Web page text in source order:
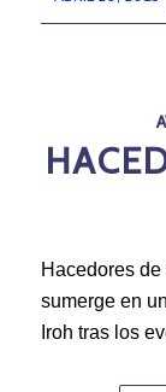
Hacedores
sumerge en
Iroh tras los